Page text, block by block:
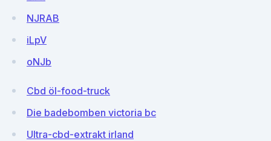
NJRAB
iLpV
oNJb
Cbd öl-food-truck
Die badebomben victoria bc
Ultra-cbd-extrakt irland